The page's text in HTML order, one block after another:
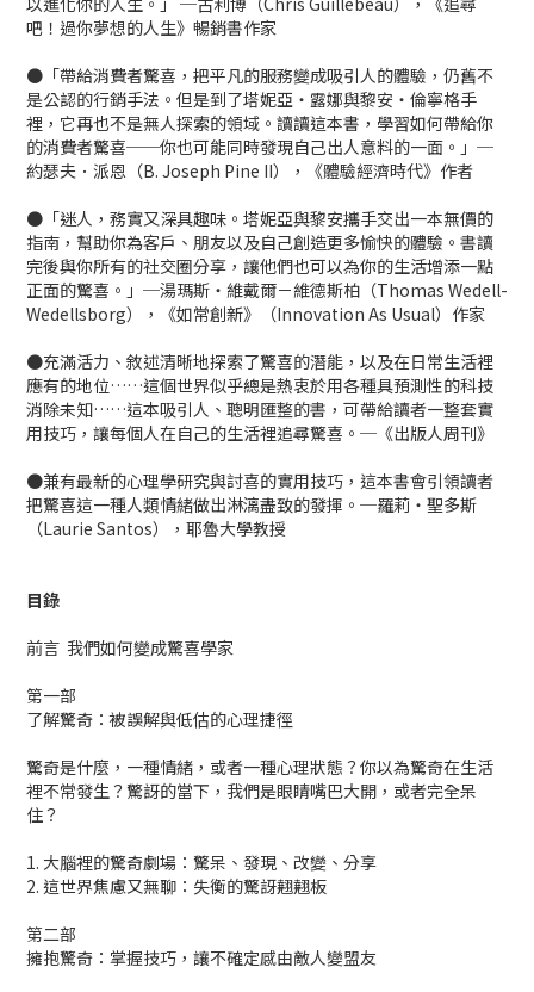
吧！過你夢想的人生》暢銷書作家
●「帶給消費者驚喜，把平凡的服務變成吸引人的體驗，仍舊不
是公認的行銷手法。但是到了塔妮亞‧露娜與黎安‧倫寧格手
裡，它再也不是無人探索的領域。讀讀這本書，學習如何帶給你
的消費者驚喜──你也可能同時發現自己出人意料的一面。」─
約瑟夫．派恩（B. Joseph Pine II），《體驗經濟時代》作者
●「迷人，務實又深具趣味。塔妮亞與黎安攜手交出一本無價的
指南，幫助你為客戶、朋友以及自己創造更多愉快的體驗。書讀
完後與你所有的社交圈分享，讓他們也可以為你的生活增添一點
正面的驚喜。」─湯瑪斯‧維戴爾－維德斯柏（Thomas Wedell-
Wedellsborg），《如常創新》（Innovation As Usual）作家
●充滿活力、敘述清晰地探索了驚喜的潛能，以及在日常生活裡
應有的地位……這個世界似乎總是熱衷於用各種具預測性的科技
消除未知……這本吸引人、聰明匯整的書，可帶給讀者一整套實
用技巧，讓每個人在自己的生活裡追尋驚喜。─《出版人周刊》
●兼有最新的心理學研究與討喜的實用技巧，這本書會引領讀者
把驚喜這一種人類情緒做出淋漓盡致的發揮。─羅莉‧聖多斯
（Laurie Santos），耶魯大學教授
目錄
前言 我們如何變成驚喜學家
第一部
了解驚奇：被誤解與低估的心理捷徑
驚奇是什麼，一種情緒，或者一種心理狀態？你以為驚奇在生活
裡不常發生？驚訝的當下，我們是眼睛嘴巴大開，或者完全呆
住？
1. 大腦裡的驚奇劇場：驚呆、發現、改變、分享
2. 這世界焦慮又無聊：失衡的驚訝翹翹板
第二部
擁抱驚奇：掌握技巧，讓不確定感由敵人變盟友